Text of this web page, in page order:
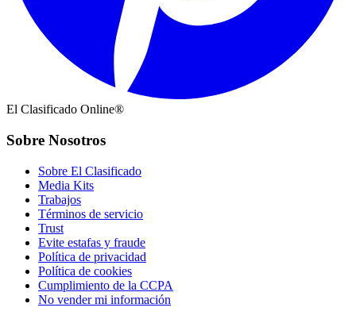
El Clasificado Online®
Sobre Nosotros
Sobre El Clasificado
Media Kits
Trabajos
Términos de servicio
Trust
Evite estafas y fraude
Política de privacidad
Política de cookies
Cumplimiento de la CCPA
No vender mi información